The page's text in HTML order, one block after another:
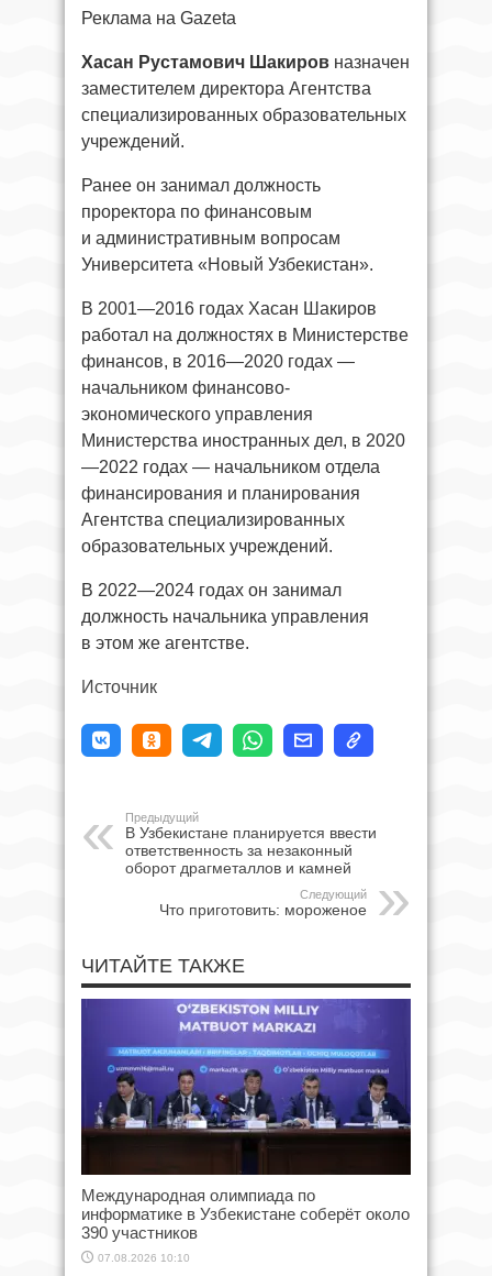
Реклама на Gazeta
Хасан Рустамович Шакиров назначен
заместителем директора Агентства
специализированных образовательных
учреждений.
Ранее он занимал должность
проректора по финансовым
и административным вопросам
Университета «Новый Узбекистан».
В 2001—2016 годах Хасан Шакиров
работал на должностях в Министерстве
финансов, в 2016—2020 годах —
начальником финансово-
экономического управления
Министерства иностранных дел, в 2020
—2022 годах — начальником отдела
финансирования и планирования
Агентства специализированных
образовательных учреждений.
В 2022—2024 годах он занимал
должность начальника управления
в этом же агентстве.
Источник
Предыдущий
В Узбекистане планируется ввести
ответственность за незаконный
оборот драгметаллов и камней
Следующий
Что приготовить: мороженое
ЧИТАЙТЕ ТАКЖЕ
Международная олимпиада по
информатике в Узбекистане соберёт около
390 участников
07.08.2026 10:10